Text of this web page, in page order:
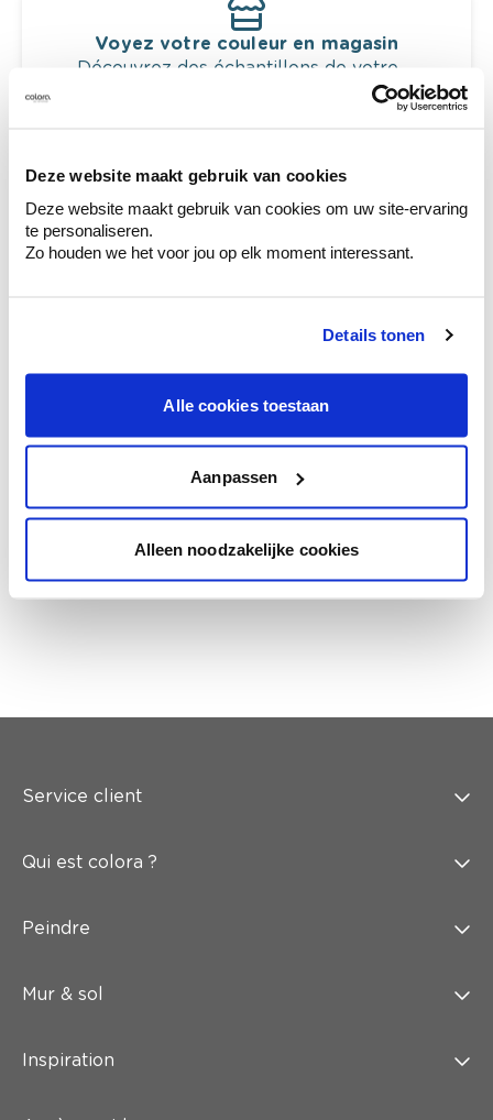
Deze website maakt gebruik van cookies
Deze website maakt gebruik van cookies om uw site-ervaring
te personaliseren.
Zo houden we het voor jou op elk moment interessant.
Details tonen
Alle cookies toestaan
Aanpassen
Alleen noodzakelijke cookies
Voyez votre couleur en magasin
Découvrez des échantillons de votre
Obtenez des conseils personnalisés sur la
combinaison de couleurs.
Conseil couleur à domicile
l'éclairage et de votre mobilier.
Obtenez un contrôle technologique de vos
murs.
Service client
Qui est colora ?
Peindre
Mur & sol
Inspiration